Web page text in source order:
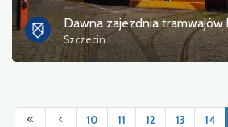
Szczecin
10 11 12 13 14